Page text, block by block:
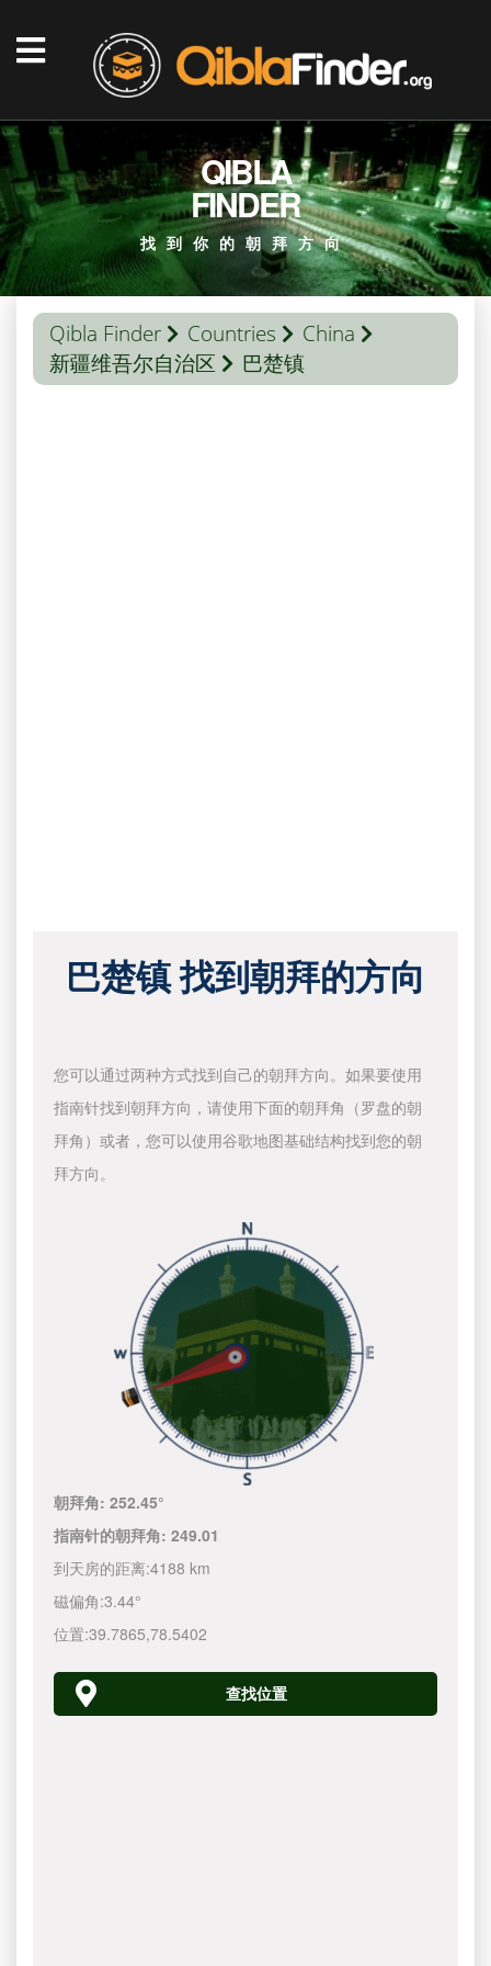
QIBLA
FINDER
找到你的朝拜方向
Qibla Finder Countries
China
新疆维吾尔自治区
巴楚镇
巴楚镇 找到朝拜的方向
您可以通过两种方式找到自己的朝拜方向。如果要使用
指南针找到朝拜方向，请使用下面的朝拜角（罗盘的朝
拜角）或者，您可以使用谷歌地图基础结构找到您的朝
拜方向。
朝拜角:252.45°
指南针的朝拜角:249.01
到天房的距离:4188 km
磁偏角:3.44°
位置:39.7865,78.5402
查找位置